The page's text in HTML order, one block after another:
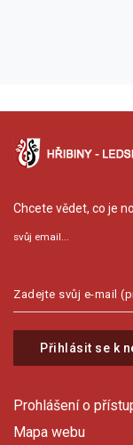
Chcete vědet, co je
svůj email...
Přihlásit se k
Prohlášení o
Mapa webu